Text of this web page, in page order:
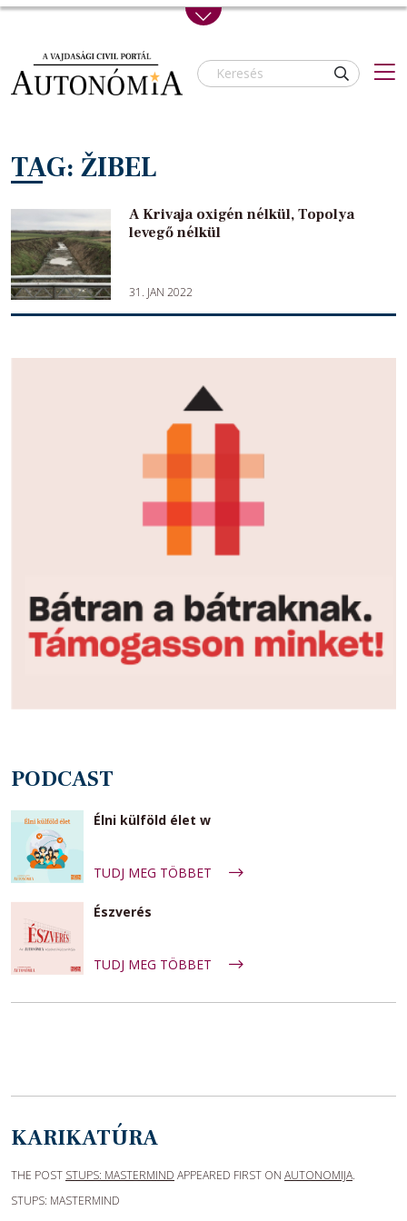
Skip to main content
TAG: ŽIBEL
A Krivaja oxigén nélkül, Topolya
levegő nélkül
31. JAN 2022
PODCAST
Élni külföld élet w
TUDJ MEG TÖBBET
Észverés
TUDJ MEG TÖBBET
KARIKATÚRA
THE POST STUPS: MASTERMIND APPEARED FIRST ON AUTONOMIJA.
STUPS: MASTERMIND